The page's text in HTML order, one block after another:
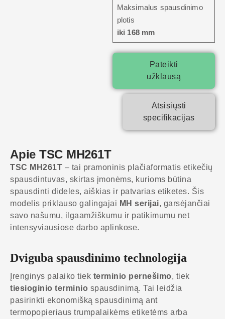
Maksimalus spausdinimo
plotis
iki 168 mm
Pateikti
užklausą
Atsisiųsti
specifikacijas
Apie TSC MH261T
TSC MH261T – tai pramoninis plačiaformatis etikečių
spausdintuvas, skirtas įmonėms, kurioms būtina
spausdinti dideles, aiškias ir patvarias etiketes. Šis
modelis priklauso galingajai MH serijai, garsėjančiai
savo našumu, ilgaamžiškumu ir patikimumu net
intensyviausiose darbo aplinkose.
Dviguba spausdinimo technologija
Įrenginys palaiko tiek terminio pernešimo, tiek
tiesioginio terminio spausdinimą. Tai leidžia
pasirinkti ekonomišką spausdinimą ant
termopopieriaus trumpalaikėms etiketėms arba